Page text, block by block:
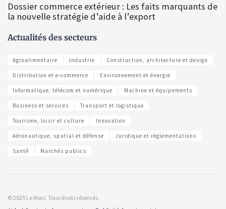
Dossier commerce extérieur : Les faits marquants de
la nouvelle stratégie d’aide à l’export
Actualités des secteurs
Agroalimentaire Industrie Construction, architecture et design
Distribution et e-commerce Environnement et énergie
Informatique, télécom et numérique Machine et équipements
Business et services Transport et logistique
Tourisme, loisir et culture Innovation
Aéronautique, spatial et défense Juridique et règlementations
Santé Marchés publics
© 2025 Le Moci. Tous droits réservés.